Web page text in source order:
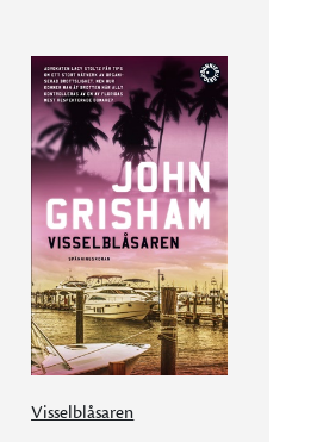
Visselblåsaren